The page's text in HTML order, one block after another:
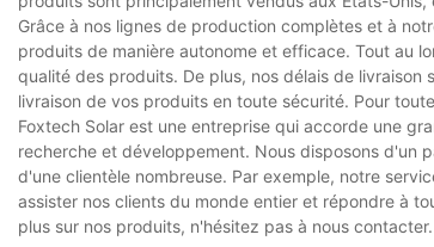
Grâce à nos lignes de production complètes et à
produits de manière autonome et efficace. Tout au
qualité des produits. De plus, nos délais de
livraison de vos produits en toute sécurité. Pour
Foxtech Solar est une entreprise qui accorde une
recherche et développement. Nous disposons d'un
d'une clientèle nombreuse. Par exemple, notre
assister nos clients du monde entier et répondre à
plus sur nos produits, n'hésitez pas à nous contacter.